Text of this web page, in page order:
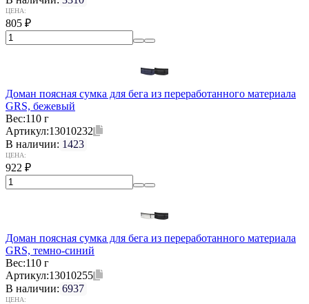
ЦЕНА:
805 ₽
Доман поясная сумка для бега из переработанного материала
GRS, бежевый
Вес:110 г
Артикул:13010232
В наличии: 1423
ЦЕНА:
922 ₽
Доман поясная сумка для бега из переработанного материала
GRS, темно-синий
Вес:110 г
Артикул:13010255
В наличии: 6937
ЦЕНА: